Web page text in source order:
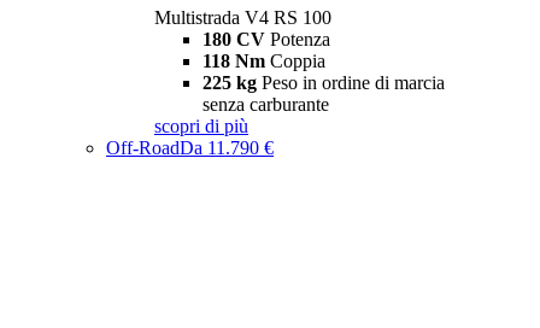
Multistrada V4 RS 100
180 CV Potenza
118 Nm Coppia
225 kg Peso in ordine di marcia
senza carburante
scopri di più
Off-RoadDa 11.790 €